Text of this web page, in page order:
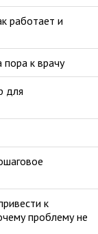
работает и
пора к врачу
для
к
проблему не